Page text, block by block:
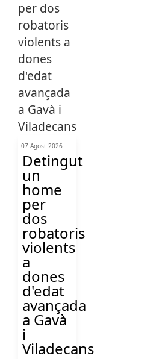
07 Agost 2026
Detingut
un
home
per
dos
robatoris
violents
a
dones
d'edat
avançada
a Gavà
i
Viladecans